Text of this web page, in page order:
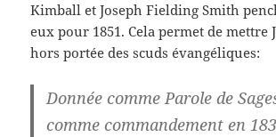
Kimball et Joseph Fielding Smith
eux pour 1851. Cela permet de mettre
hors portée des scuds évangéliques:
Donnée comme Parole de
comme commandement en